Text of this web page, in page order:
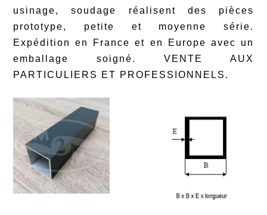
usinage, soudage réalisent des pièces
prototype, petite et moyenne série.
Expédition en France et en Europe avec un
emballage soigné. VENTE AUX
PARTICULIERS ET PROFESSIONNELS.